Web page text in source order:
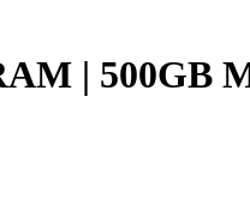
| 500GB